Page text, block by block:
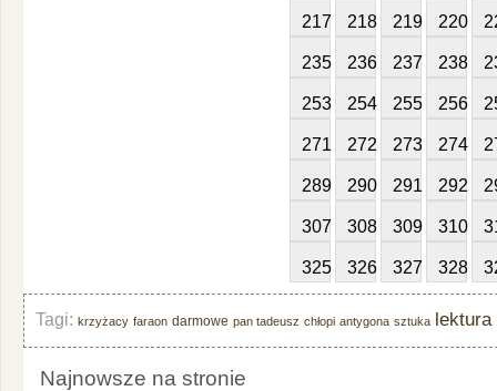
217 218 219 220
235 236 237 238
253 254 255 256
271 272 273 274
289 290 291 292
307 308 309 310
325 326 327 328
Tagi: krzyżacy faraon darmowe pan tadeusz chłopi antygona sztuka lektura
Najnowsze na stronie